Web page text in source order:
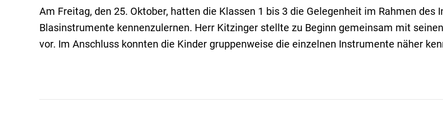
Am Freitag, den 25. Oktober, hatten die Klassen 1 bis 3 die Gelegenheit im Rahmen
Blasinstrumente kennenzulernen. Herr Kitzinger stellte zu Beginn gemeinsam mit
vor. Im Anschluss konnten die Kinder gruppenweise die einzelnen Instrumente näher